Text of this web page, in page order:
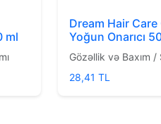
ml
Dream Hair Care
Yoğun Onarıcı
Gözəllik və Baxım /
28,41 TL